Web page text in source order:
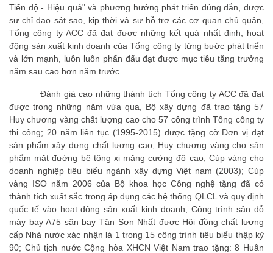
Tiến độ - Hiệu quả" và phương hướng phát triển đúng đắn, được
sự chỉ đạo sát sao, kịp thời và sự hỗ trợ các cơ quan chủ quản,
Tổng công ty ACC đã đạt được những kết quả nhất định, hoạt
động sản xuất kinh doanh của Tổng công ty từng bước phát triển
và lớn mạnh, luôn luôn phấn đấu đạt được mục tiêu tăng trưởng
năm sau cao hơn năm trước.
Đánh giá cao những thành tích Tổng công ty ACC đã đạt
được trong những năm vừa qua, Bộ xây dựng đã trao tặng 57
Huy chương vàng chất lượng cao cho 57 công trình Tổng công ty
thi công; 20 năm liên tục (1995-2015) được tặng cờ Đơn vị đạt
sản phẩm xây dựng chất lượng cao; Huy chương vàng cho sản
phẩm mặt đường bê tông xi măng cường độ cao, Cúp vàng cho
doanh nghiệp tiêu biểu ngành xây dựng Việt nam (2003); Cúp
vàng ISO năm 2006 của Bộ khoa học Công nghệ tặng đã có
thành tích xuất sắc trong áp dụng các hệ thống QLCL và quy định
quốc tế vào hoạt động sản xuất kinh doanh; Công trình sân đỗ
máy bay A75 sân bay Tân Sơn Nhất được Hội đồng chất lượng
cấp Nhà nước xác nhận là 1 trong 15 công trình tiêu biểu thập kỷ
90; Chủ tịch nước Cộng hòa XHCN Việt Nam trao tặng: 8 Huân